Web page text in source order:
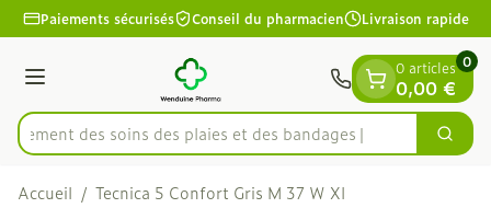
Aller au contenu
1 de 1
Paiements sécurisés Conseil du pharmacien Livraison rapide
Menu
Rechercherdes soins des plaies et des bandages
0 articles
0,00 €
0
Accueil / Tecnica 5 Confort Gris M 37 W Xl